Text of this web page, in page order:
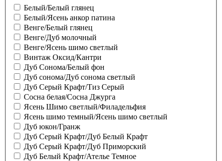
Белый/Белый глянец
Белый/Ясень анкор патина
Венге/Белый глянец
Венге/Дуб молочный
Венге/Ясень шимо светлый
Винтаж Оксид/Кантри
Дуб Сонома/Белый фон
Дуб сонома/Дуб сонома светлый
Дуб Серый Крафт/Тиз Серый
Сосна белая/Сосна Джурга
Ясень Шимо светлый/Филадельфия
Ясень шимо темный/Ясень шимо светлый
Дуб юкон/Гранж
Дуб Серый Крафт/Дуб Белый Крафт
Дуб Серый Крафт/Дуб Приморский
Дуб Белый Крафт/Ателье Темное